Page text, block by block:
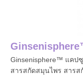
Ginsenisphere™ แคป
สารสกัดสมุนไพร สาร